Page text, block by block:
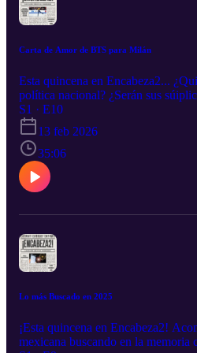
mientras insisten en jugar para no
Carta de Amor de BTS para Milán
Esta quincena en Encabeza2...
política nacional? ¿Serán sus
de Corea? ¿La 4T tiene idea de
hablan entre ellas? Después, ¿cuál
antigüo del mundo? ¿Y por qué Mi
involucrado? Y acompáñanos a
humanidad que algunos
Junto con un panel de primera,
López
S1 · E10
13 feb 2026
35:06
Lo más Buscado en 2025
¡Esta quincena en Encabeza2!
mexicana buscando en la memoria